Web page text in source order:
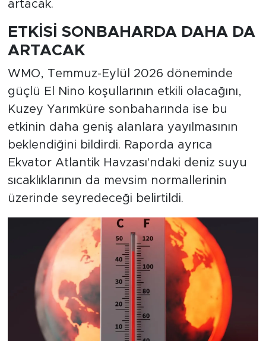
artacak.
ETKİSİ SONBAHARDA DAHA DA
ARTACAK
WMO, Temmuz-Eylül 2026 döneminde
güçlü El Nino koşullarının etkili olacağını,
Kuzey Yarımküre sonbaharında ise bu
etkinin daha geniş alanlara yayılmasının
beklendiğini bildirdi. Raporda ayrıca
Ekvator Atlantik Havzası'ndaki deniz suyu
sıcaklıklarının da mevsim normallerinin
üzerinde seyredeceği belirtildi.